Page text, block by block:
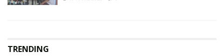
TRENDING